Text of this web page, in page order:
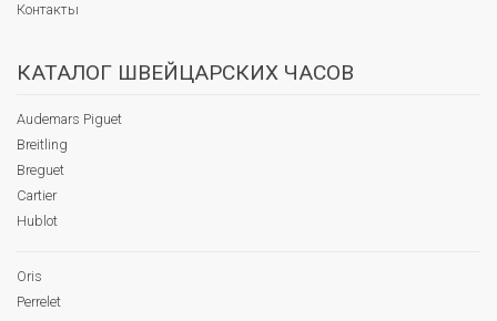
Контакты
КАТАЛОГ ШВЕЙЦАРСКИХ ЧАСОВ
Audemars Piguet
Breitling
Breguet
Cartier
Hublot
Oris
Perrelet